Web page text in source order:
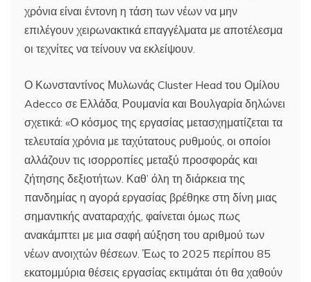
χρόνια είναι έντονη η τάση των νέων να μην
επιλέγουν χειρωνακτικά επαγγέλματα με αποτέλεσμα
οι τεχνίτες να τείνουν να εκλείψουν.
Ο Κωνσταντίνος Μυλωνάς Cluster Head του Ομίλου
Adecco σε Ελλάδα, Ρουμανία και Βουλγαρία δηλώνει
σχετικά: «Ο κόσμος της εργασίας μετασχηματίζεται τα
τελευταία χρόνια με ταχύτατους ρυθμούς, οι οποίοι
αλλάζουν τις ισορροπίες μεταξύ προσφοράς και
ζήτησης δεξιοτήτων. Καθ’ όλη τη διάρκεια της
πανδημίας η αγορά εργασίας βρέθηκε στη δίνη μιας
σημαντικής αναταραχής, φαίνεται όμως πως
ανακάμπτει με μια σαφή αύξηση του αριθμού των
νέων ανοιχτών θέσεων. Έως το 2025 περίπου 85
εκατομμύρια θέσεις εργασίας εκτιμάται ότι θα χαθούν